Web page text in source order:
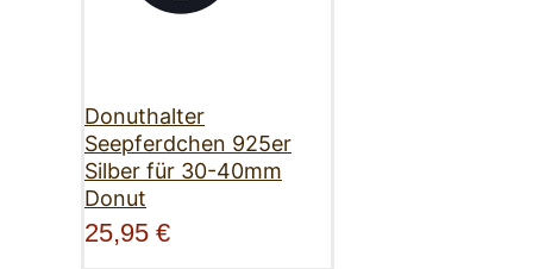
Donuthalter
Seepferdchen 925er
Silber für 30-40mm
Donut
25,95 €